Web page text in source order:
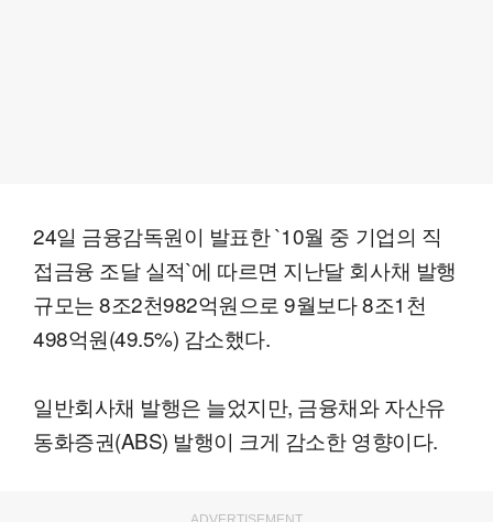
24일 금융감독원이 발표한 `10월 중 기업의 직
접금융 조달 실적`에 따르면 지난달 회사채 발행
규모는 8조2천982억원으로 9월보다 8조1천
498억원(49.5%) 감소했다.
일반회사채 발행은 늘었지만, 금융채와 자산유
동화증권(ABS) 발행이 크게 감소한 영향이다.